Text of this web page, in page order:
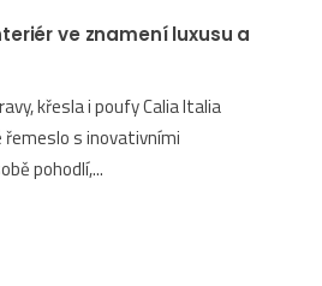
ve znamení luxusu a
křesla i poufy Calia Italia
s inovativními
pohodlí,...